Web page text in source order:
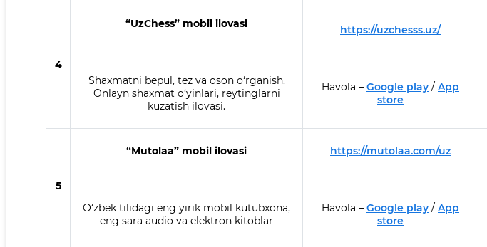
4
“UzChess” mobil ilovasi
Shaxmatni bepul, tez va oson o‘rganish.
Onlayn shaxmat o‘yinlari, reytinglarni
kuzatish ilovasi.
https://uzchesss.uz/
Havola – Google play / App
store
5
“Mutolaa” mobil ilovasi
O‘zbek tilidagi eng yirik mobil kutubxona,
eng sara audio va elektron kitoblar
https://mutolaa.com/uz
Havola – Google play / App
store